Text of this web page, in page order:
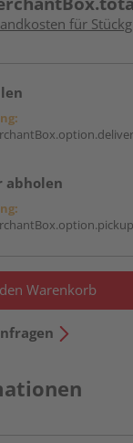
für
abholen
Warenkorb